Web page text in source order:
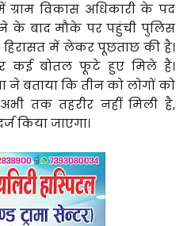
विकास अधिकारी के पद
के बाद मौके पर पहुंची पुलिस
हिरासत में लेकर पूछताछ की है।
कई बोतल फूटे हुए मिले हैं।
ने बताया कि तीन को लोगों को
तक तहरीर नहीं मिली है,
किया जाएगा।